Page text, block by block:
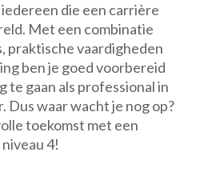
die een carrière
Met een combinatie
praktische vaardigheden
ben je goed voorbereid
te gaan als professional in
Dus waar wacht je nog op?
toekomst met een
4!